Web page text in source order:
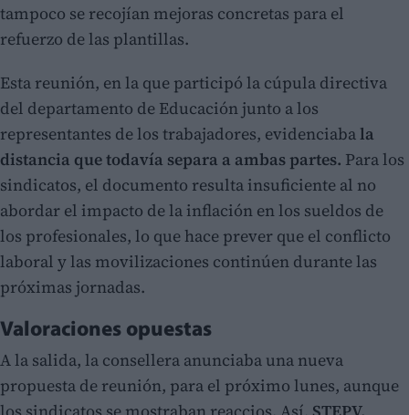
tampoco se recojían mejoras concretas para el
refuerzo de las plantillas.
Esta reunión, en la que participó la cúpula directiva
del departamento de Educación junto a los
representantes de los trabajadores, evidenciabala
distancia que todavía separa a ambas partes. Para los
sindicatos, el documento resulta insuficiente al no
abordar el impacto de la inflación en los sueldos de
los profesionales, lo que hace prever que el conflicto
laboral y las movilizaciones continúen durante las
próximas jornadas.
Valoraciones opuestas
A la salida, la consellera anunciaba una nueva
propuesta de reunión, para el próximo lunes, aunque